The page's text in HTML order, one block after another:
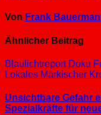
Von Frank
Ähnlicher Beitrag
Blaulichtreport Doku
Lokales Märkischer
Unsichtbare Gefahr
Spezialkräfte für